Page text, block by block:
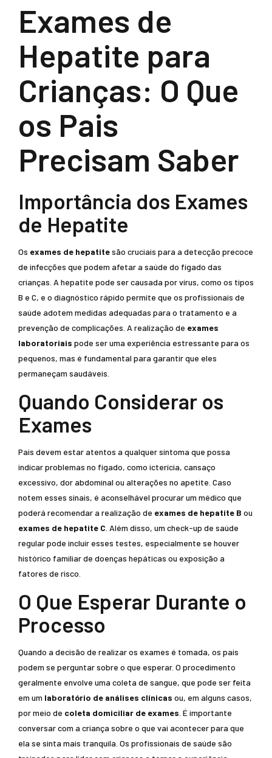
Exames de
Hepatite para
Crianças: O Que
os Pais
Precisam Saber
Importância dos Exames
de Hepatite
Os exames de hepatitesão cruciais para a detecção precoce
de infecções que podem afetar a saúde do fígado das
crianças. A hepatite pode ser causada por vírus, como os tipos
B e C, e o diagnóstico rápido permite que os profissionais de
saúde adotem medidas adequadas para o tratamento e a
prevenção de complicações. A realização de exames
laboratoriais pode ser uma experiência estressante para os
pequenos, mas é fundamental para garantir que eles
permaneçam saudáveis.
Quando Considerar os
Exames
Pais devem estar atentos a qualquer sintoma que possa
indicar problemas no fígado, como icterícia, cansaço
excessivo, dor abdominal ou alterações no apetite. Caso
notem esses sinais, é aconselhável procurar um médico que
poderá recomendar a realização de exames de hepatite B ou
exames de hepatite C . Além disso, um check-up de saúde
regular pode incluir esses testes, especialmente se houver
histórico familiar de doenças hepáticas ou exposição a
fatores de risco.
O Que Esperar Durante o
Processo
Quando a decisão de realizar os exames é tomada, os pais
podem se perguntar sobre o que esperar. O procedimento
geralmente envolve uma coleta de sangue, que pode ser feita
em um laboratório de análises clínicas ou, em alguns casos,
por meio de coleta domiciliar de exames . É importante
conversar com a criança sobre o que vai acontecer para que
ela se sinta mais tranquila. Os profissionais de saúde são